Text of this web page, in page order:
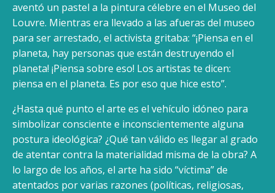
aventó un pastel a la pintura célebre en el Museo del
Louvre. Mientras era llevado a las afueras del museo
para ser arrestado, el activista gritaba: “¡Piensa en el
planeta, hay personas que están destruyendo el
planeta! ¡Piensa sobre eso! Los artistas te dicen:
piensa en el planeta. Es por eso que hice esto”.
¿Hasta qué punto el arte es el vehículo idóneo para
simbolizar consciente e inconscientemente alguna
postura ideológica? ¿Qué tan válido es llegar al grado
de atentar contra la materialidad misma de la obra? A
lo largo de los años, el arte ha sido “víctima” de
atentados por varias razones (políticas, religiosas,